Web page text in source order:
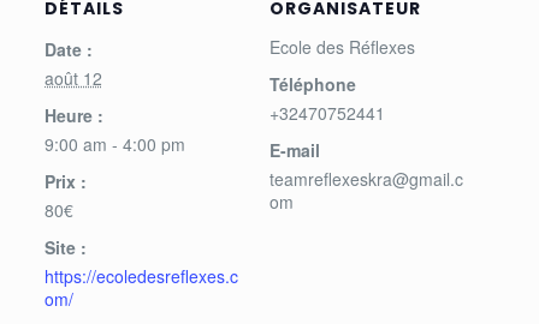
DÉTAILS
Date :
août 12
Heure :
9:00 am - 4:00 pm
Prix :
80€
Site :
https://ecoledesreflexes.c
om/
ORGANISATEUR
Ecole des Réflexes
Téléphone
+32470752441
E-mail
teamreflexeskra@gmail.c
om